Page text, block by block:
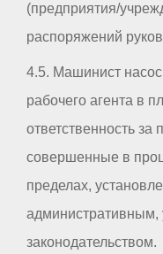
(предприятия/
распоряжений
4.5. Машинист
рабочего агента в
ответственность
совершенные в
пределах,
административным,
законодательством.